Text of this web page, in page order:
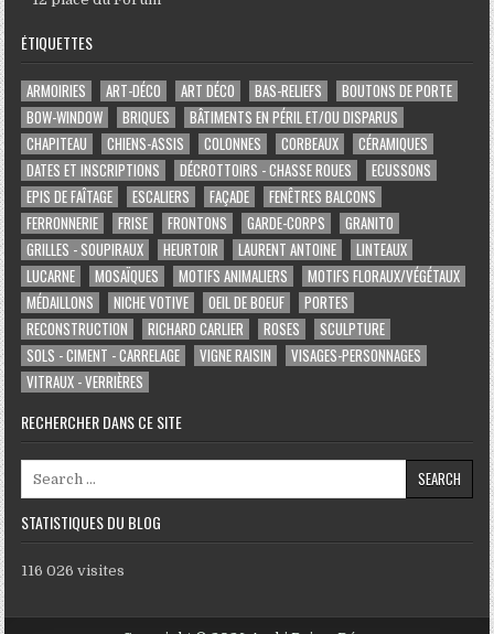
ÉTIQUETTES
ARMOIRIES ART-DÉCO ART DÉCO BAS-RELIEFS
BOUTONS DE PORTE
BOW-WINDOW
BRIQUES
BÂTIMENTS EN PÉRIL ET/OU DISPARUS
CHAPITEAU
CHIENS-ASSIS COLONNES CORBEAUX
CÉRAMIQUES
DATES ET INSCRIPTIONS
DÉCROTTOIRS - CHASSE ROUES
ECUSSONS
EPIS DE FAÎTAGE
ESCALIERS FAÇADE
FENÊTRES BALCONS
FERRONNERIE
FRISE FRONTONS GARDE-CORPS
GRANITO
GRILLES - SOUPIRAUX
HEURTOIR LAURENT ANTOINE
LINTEAUX
LUCARNE
MOSAÏQUES MOTIFS ANIMALIERS
MOTIFS FLORAUX/VÉGÉTAUX
MÉDAILLONS
NICHE VOTIVE OEIL DE BOEUF
PORTES
RECONSTRUCTION
RICHARD CARLIER ROSES
SCULPTURE
SOLS - CIMENT - CARRELAGE
VIGNE RAISIN
VISAGES-PERSONNAGES
VITRAUX - VERRIÈRES
RECHERCHER DANS CE SITE
Search for:
STATISTIQUES DU BLOG
116 026 visites